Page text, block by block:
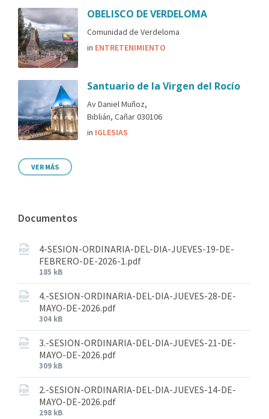
OBELISCO DE VERDELOMA
Comunidad de Verdeloma
in ENTRETENIMIENTO
Santuario de la Virgen del Rocío
Av Daniel Muñoz,
Biblián, Cañar 030106
in IGLESIAS
VER MÁS
Documentos
4-SESION-ORDINARIA-DEL-DIA-JUEVES-19-DE-
FEBRERO-DE-2026-1.pdf
185 kB
4.-SESION-ORDINARIA-DEL-DIA-JUEVES-28-DE-
MAYO-DE-2026.pdf
304 kB
3.-SESION-ORDINARIA-DEL-DIA-JUEVES-21-DE-
MAYO-DE-2026.pdf
309 kB
2.-SESION-ORDINARIA-DEL-DIA-JUEVES-14-DE-
MAYO-DE-2026.pdf
298 kB